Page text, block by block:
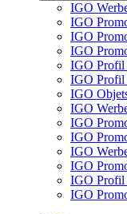
IGO
IGO
IGO
IGO
IGO Profil
IGO Profil
IGO
IGO
IGO
IGO
IGO
IGO
IGO Profil
IGO